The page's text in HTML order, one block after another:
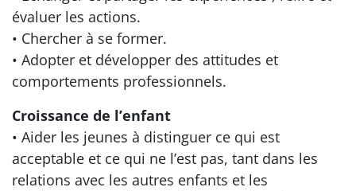
évaluer les actions.
• Chercher à se former.
• Adopter et développer des attitudes et
comportements professionnels.
Croissance de l’enfant
• Aider les jeunes à distinguer ce qui est
acceptable et ce qui ne l’est pas, tant dans les
relations avec les autres enfants et les